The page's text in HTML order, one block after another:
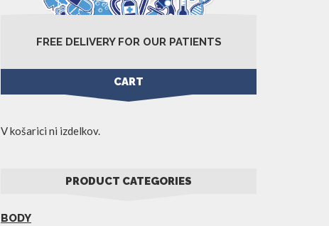
FREE DELIVERY FOR OUR PATIENTS
CART
V košarici ni izdelkov.
PRODUCT CATEGORIES
BODY